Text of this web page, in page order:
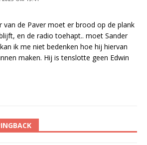
van de Paver moet er brood op de plank
en de radio toehapt.. moet Sander
ik me niet bedenken hoe hij hiervan
maken. Hij is tenslotte geen Edwin